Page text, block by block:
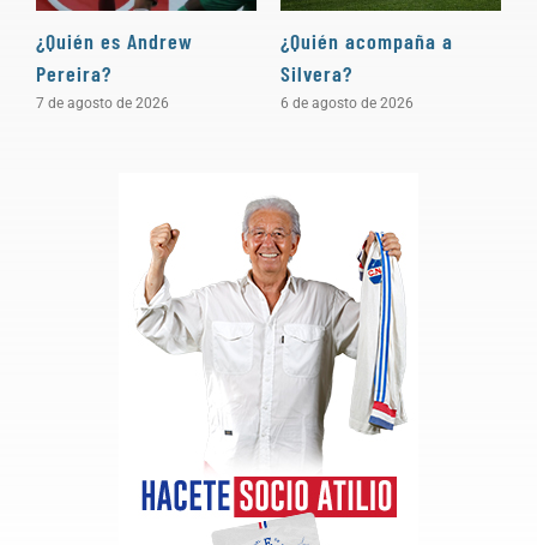
¿Quién es Andrew
Pereira?
7 de agosto de 2026
¿Quién acompaña a
Silvera?
6 de agosto de 2026